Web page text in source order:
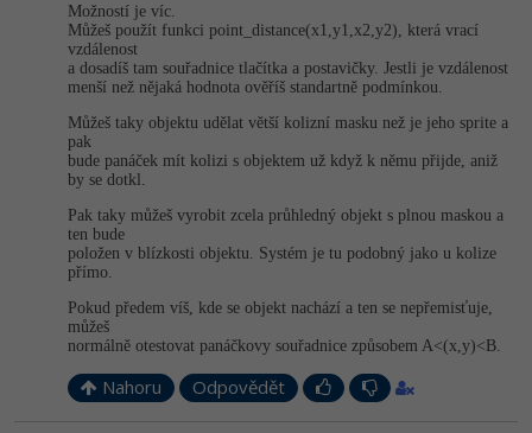
MS Office -80%
Google Dokumenty
Time management
Windows
Linux
Sítě
Kybernetická bezpečnost
Fotografování -80%
Video
Ostatní
Fórum
Možností je víc.
Můžeš použít funkci point_distance(x1,y1,x2,­y2), která vrací
vzdálenost
a dosadíš tam souřadnice tlačítka a postavičky. Jestli je vzdálenost
menší než nějaká hodnota ověříš standartně podmínkou.
Můžeš taky objektu udělat větší kolizní masku než je jeho sprite a
pak
bude panáček mít kolizi s objektem už když k němu přijde, aniž
by se dotkl.
Pak taky můžeš vyrobit zcela průhledný objekt s plnou maskou a
ten bude
položen v blízkosti objektu. Systém je tu podobný jako u kolize
přímo.
Pokud předem víš, kde se objekt nachází a ten se nepřemisťuje,
můžeš
normálně otestovat panáčkovy souřadnice způsobem A<(x,y)<B.
Nahoru Odpovědět